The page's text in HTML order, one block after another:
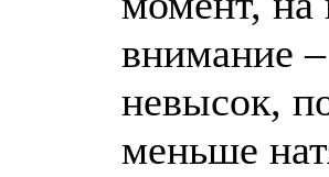
внимание
невысок,
меньше